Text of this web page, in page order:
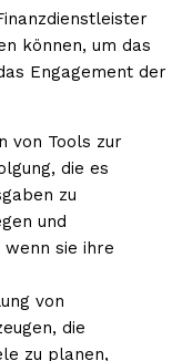
können, um das
Engagement der
von Tools zur
die es
zu
und
wenn sie ihre
von
die
zu planen,